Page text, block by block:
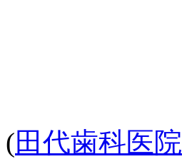
(田代歯科医院